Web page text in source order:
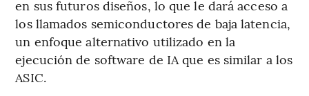
en sus futuros diseños, lo que le dará acceso a
los llamados semiconductores de baja latencia,
un enfoque alternativo utilizado en la
ejecución de software de IA que es similar a los
ASIC.